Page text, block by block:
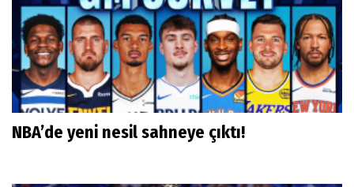
NBA’de yeni nesil sahneye çıktı!